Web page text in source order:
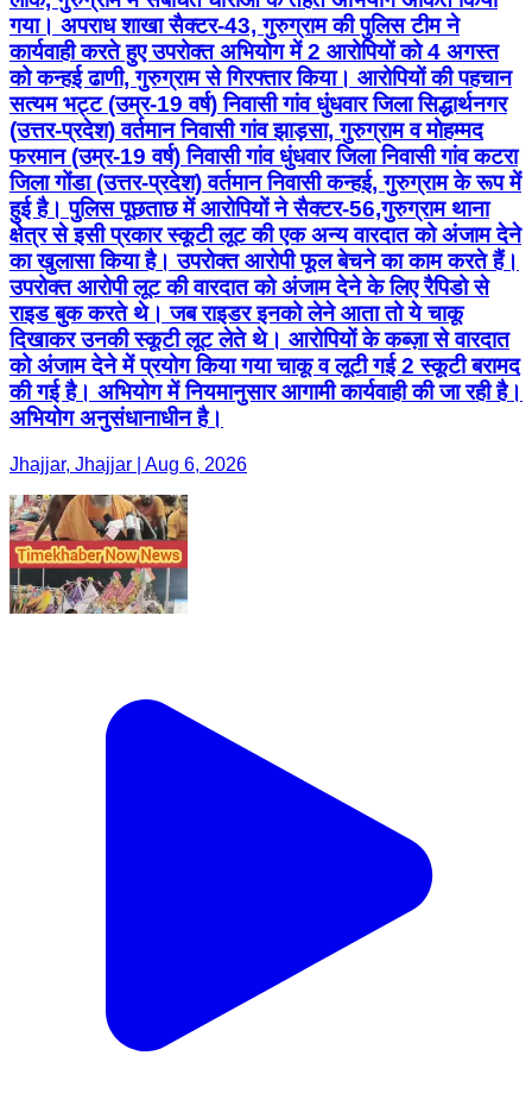
गया। अपराध शाखा सैक्टर-43, गुरुग्राम की पुलिस टीम ने
कार्यवाही करते हुए उपरोक्त अभियोग में 2 आरोपियों को 4 अगस्त
को कन्हई ढाणी, गुरुग्राम से गिरफ्तार किया। आरोपियों की पहचान
सत्यम भट्ट (उम्र-19 वर्ष) निवासी गांव धुंधवार जिला सिद्धार्थनगर
(उत्तर-प्रदेश) वर्तमान निवासी गांव झाड़सा, गुरुग्राम व मोहम्मद
फरमान (उम्र-19 वर्ष) निवासी गांव धुंधवार जिला निवासी गांव कटरा
जिला गोंडा (उत्तर-प्रदेश) वर्तमान निवासी कन्हई, गुरुग्राम के रूप में
हुई है। पुलिस पूछताछ में आरोपियों ने सैक्टर-56,गुरुग्राम थाना
क्षेत्र से इसी प्रकार स्कूटी लूट की एक अन्य वारदात को अंजाम देने
का खुलासा किया है। उपरोक्त आरोपी फूल बेचने का काम करते हैं।
उपरोक्त आरोपी लूट की वारदात को अंजाम देने के लिए रैपिडो से
राइड बुक करते थे। जब राइडर इनको लेने आता तो ये चाकू
दिखाकर उनकी स्कूटी लूट लेते थे। आरोपियों के कब्ज़ा से वारदात
को अंजाम देने में प्रयोग किया गया चाकू व लूटी गई 2 स्कूटी बरामद
की गई है। अभियोग में नियमानुसार आगामी कार्यवाही की जा रही है।
अभियोग अनुसंधानाधीन है।
Jhajjar, Jhajjar | Aug 6, 2026